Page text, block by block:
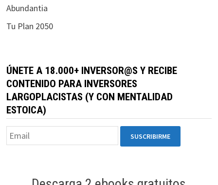
Abundantia
Tu Plan 2050
ÚNETE A 18.000+ INVERSOR@S Y RECIBE
CONTENIDO PARA INVERSORES
LARGOPLACISTAS (Y CON MENTALIDAD
ESTOICA)
mejor posible
visita. Si
funcionalidades
desaparecerán
de la web.
Marketing
Al compartir tus
mientras visitas